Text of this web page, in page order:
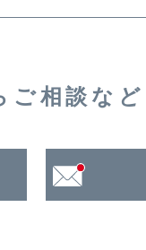
ご相談など